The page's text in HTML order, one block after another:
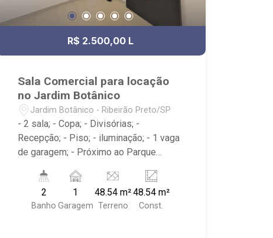
R$ 2.500,00 L
Sala Comercial para locação
no Jardim Botânico
Jardim Botânico - Ribeirão Preto/SP
- 2 sala; - Copa; - Divisórias; -
Recepção; - Piso; - iluminação; - 1 vaga
de garagem; - Próximo ao Parque
Savegnago Supermercados,
McDonald`s, Tibursiu`s - Botânico; -
Ribeirão Imóveis, referência em venda,
2
Banho
1
Garagem
48.54 m²
Terreno
48.54 m²
Const.